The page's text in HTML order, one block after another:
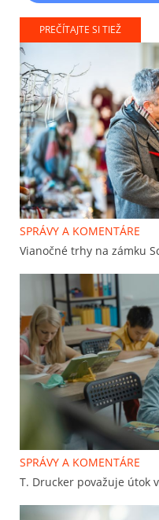
PREČÍTAJTE SI TIEŽ
SPRÁVY A KOMENTÁRE
Vianočné trhy na zámku
SPRÁVY A KOMENTÁRE
T. Drucker považuje útok